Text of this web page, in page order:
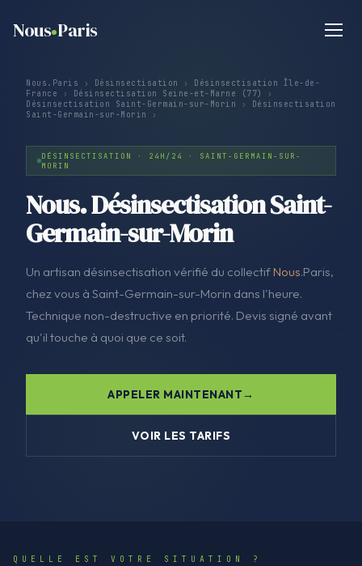
Nous Paris
Nous.Paris › Désinsectisation › Désinsectisation Île-de-
France › Désinsectisation Seine-et-Marne (77)
›
Désinsectisation Saint-Germain-sur-Morin ›
Désinsectisation
Saint-Germain-sur-Morin
›
DÉSINSECTISATION · 24H/24 · SAINT-GERMAIN-SUR-
MORIN
Nous. Désinsectisation Saint-
Germain-sur-Morin
Un artisan désinsectisation vérifié du collectifNous.Paris,
chez vous à Saint-Germain-sur-Morin dans l'heure.
Technique non-destructive en priorité. Devis signé avant
qu'il touche à quoi que ce soit.
APPELER MAINTENANT
VOIR LES TARIFS
QUELLE EST VOTRE SITUATION ?